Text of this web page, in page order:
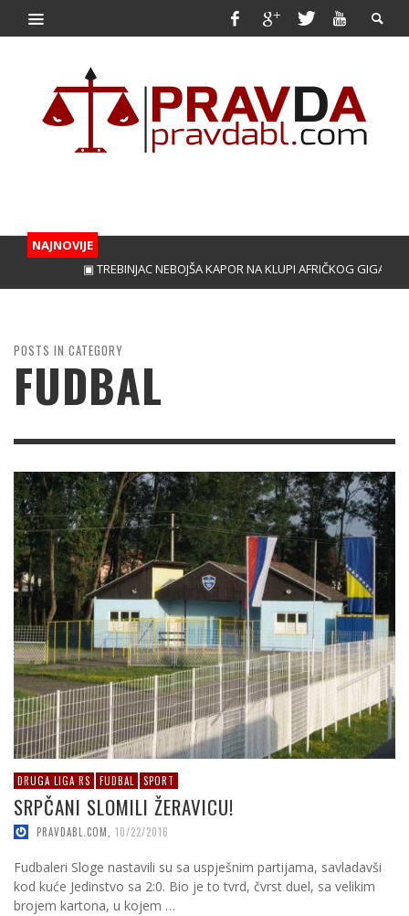
NAJNOVIJE
▣ TREBINJAC NEBOJŠA KAPOR NA KLUPI AFRIČKOG GIGANTA! ▣
POSTS IN CATEGORY
FUDBAL
DRUGA LIGA RS FUDBAL SPORT
SRPČANI SLOMILI ŽERAVICU!
PRAVDABL.COM 10/22/2016
Fudbaleri Sloge nastavili su sa uspješnim partijama, savladavši
kod kuće Jedinstvo sa 2:0. Bio je to tvrd, čvrst duel, sa velikim
brojem kartona, u kojem …